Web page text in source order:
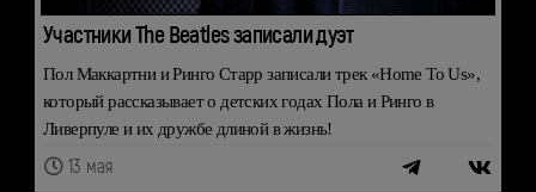
Участники The Beatles записали дуэт
Пол Маккартни и Ринго Старр записали трек «Home To Us»,
который рассказывает о детских годах Пола и Ринго в
Ливерпуле и их дружбе длиной в жизнь!
13 мая